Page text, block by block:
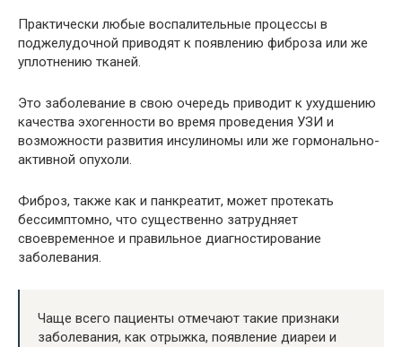
Практически любые воспалительные процессы в
поджелудочной приводят к появлению фиброза или же
уплотнению тканей.
Это заболевание в свою очередь приводит к ухудшению
качества эхогенности во время проведения УЗИ и
возможности развития инсулиномы или же гормонально-
активной опухоли.
Фиброз, также как и панкреатит, может протекать
бессимптомно, что существенно затрудняет
своевременное и правильное диагностирование
заболевания.
Чаще всего пациенты отмечают такие признаки
заболевания, как отрыжка, появление диареи и